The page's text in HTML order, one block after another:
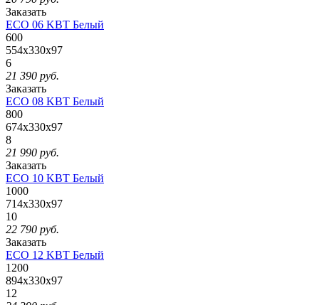
Заказать
ECO 06 KBT Белый
600
554x330x97
6
21 390 руб.
Заказать
ECO 08 KBT Белый
800
674x330x97
8
21 990 руб.
Заказать
ECO 10 KBT Белый
1000
714x330x97
10
22 790 руб.
Заказать
ECO 12 KBT Белый
1200
894x330x97
12